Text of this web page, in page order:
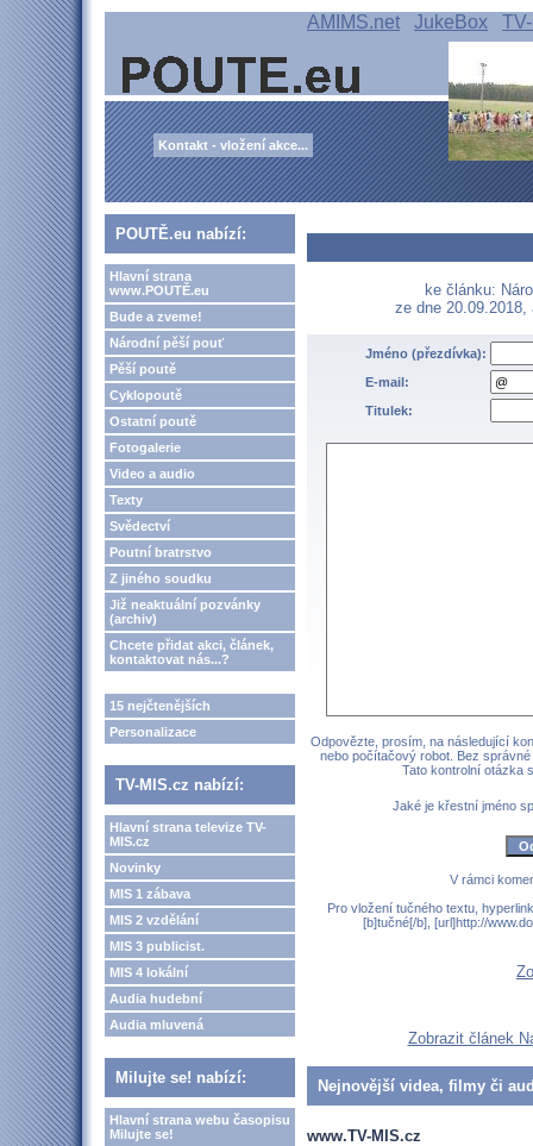
AMIMS.net JukeBox
Kontakt - vložení akce...
POUTĚ.eu nabízí:
Hlavní strana
www.POUTĚ.eu
Bude a zveme!
Národní pěší pouť
Pěší poutě
Cyklopoutě
Ostatní poutě
Fotogalerie
Video a audio
Texty
Svědectví
Poutní bratrstvo
Z jiného soudku
Již neaktuální pozvánky
(archiv)
Chcete přidat akci, článek,
kontaktovat nás...?
15 nejčtenějších
Personalizace
TV-MIS.cz nabízí:
Hlavní strana televize TV-
MIS.cz
Novinky
MIS 1 zábava
MIS 2 vzdělání
MIS 3 publicist.
MIS 4 lokální
Audia hudební
Audia mluvená
Milujte se! nabízí:
Hlavní strana webu časopisu
Milujte se!
ke článku:
ze dne
Jméno (přezdívka):
E-mail:
Titulek:
Odpovězte, prosím, na následující
nebo počítačový robot. Bez
Tato kontrolní otázka
Jaké je křestní jméno
V rámci
Pro vložení tučného textu,
[b]tučné[/b], [url]http://
Zobrazit článek
Nejnovější videa, filmy či
www.TV-MIS.cz